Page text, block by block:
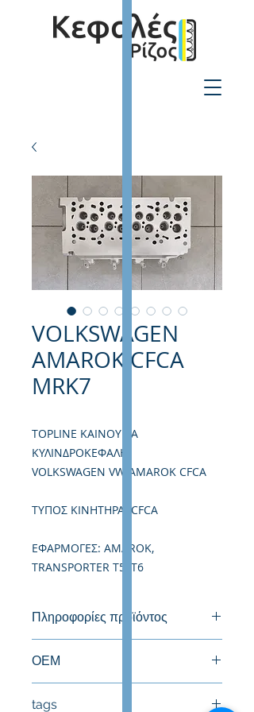
VOLKSWAGEN
AMAROK CFCA
MRK7
TOPLINE ΚΑΙΝΟΥΡΙΑ
ΚΥΛΙΝΔΡΟΚΕΦΑΛΗ
VOLKSWAGEN VW AMAROK CFCA
TΥΠΟΣ ΚΙΝΗΤΗΡΑ: CFCA
ΕΦΑΡΜΟΓΕΣ: AMAROK,
TRANSPORTER T5, T6
Πληροφορίες προϊόντος
ΟΕΜ
tags